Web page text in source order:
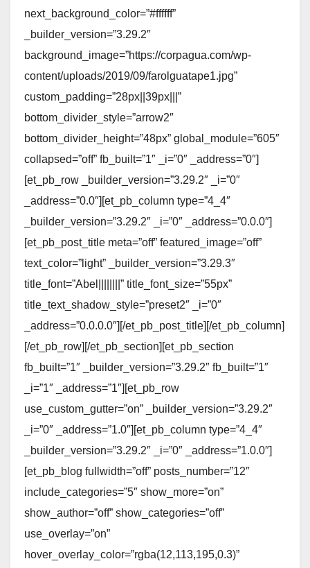
next_background_color=”#ffffff”
_builder_version=”3.29.2″
background_image=”https://corpagua.com/wp-
content/uploads/2019/09/farolguatape1.jpg”
custom_padding=”28px||39px|||”
bottom_divider_style=”arrow2″
bottom_divider_height=”48px” global_module=”605″
collapsed=”off” fb_built=”1″ _i=”0″ _address=”0″]
[et_pb_row _builder_version=”3.29.2″ _i=”0″
_address=”0.0″][et_pb_column type=”4_4″
_builder_version=”3.29.2″ _i=”0″ _address=”0.0.0″]
[et_pb_post_title meta=”off” featured_image=”off”
text_color=”light” _builder_version=”3.29.3″
title_font=”Abel||||||||” title_font_size=”55px”
title_text_shadow_style=”preset2″ _i=”0″
_address=”0.0.0.0″][/et_pb_post_title][/et_pb_column]
[/et_pb_row][/et_pb_section][et_pb_section
fb_built=”1″ _builder_version=”3.29.2″ fb_built=”1″
_i=”1″ _address=”1″][et_pb_row
use_custom_gutter=”on” _builder_version=”3.29.2″
_i=”0″ _address=”1.0″][et_pb_column type=”4_4″
_builder_version=”3.29.2″ _i=”0″ _address=”1.0.0″]
[et_pb_blog fullwidth=”off” posts_number=”12″
include_categories=”5″ show_more=”on”
show_author=”off” show_categories=”off”
use_overlay=”on”
hover_overlay_color=”rgba(12,113,195,0.3)”